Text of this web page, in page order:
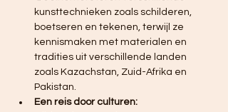
kunsttechnieken zoals schilderen,
boetseren en tekenen, terwijl ze
kennismaken met materialen en
tradities uit verschillende landen
zoals Kazachstan, Zuid-Afrika en
Pakistan.
Een reis door culturen: